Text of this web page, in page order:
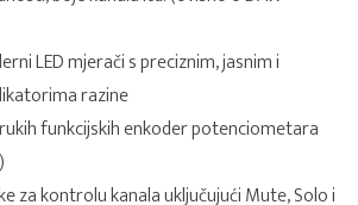
LED mjerači s preciznim, jasnim i
razine
funkcijskih enkoder potenciometara
za kontrolu kanala uključujući Mute, Solo i